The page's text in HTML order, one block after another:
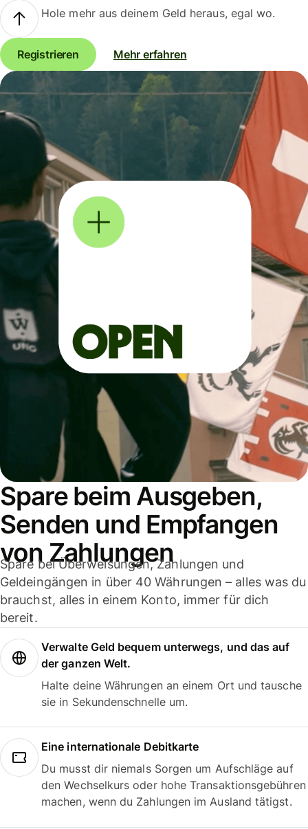
Hole mehr aus deinem Geld heraus, egal wo.
Registrieren Mehr erfahren
Spare beim Ausgeben,
Senden und Empfangen
von Zahlungen
Spare bei Überweisungen, Zahlungen und
Geldeingängen in über 40 Währungen – alles was du
brauchst, alles in einem Konto, immer für dich
bereit.
Verwalte Geld bequem unterwegs, und das auf
der ganzen Welt.
Halte deine Währungen an einem Ort und tausche
sie in Sekundenschnelle um.
Eine internationale Debitkarte
Du musst dir niemals Sorgen um Aufschläge auf
den Wechselkurs oder hohe Transaktionsgebühren
machen, wenn du Zahlungen im Ausland tätigst.